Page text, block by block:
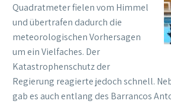
Quadratmeter fielen vom Himmel
und übertrafen dadurch die
meteorologischen Vorhersagen
um ein Vielfaches. Der
Katastrophenschutz der
Regierung reagierte jedoch schnell.
gab es auch entlang des Barrancos